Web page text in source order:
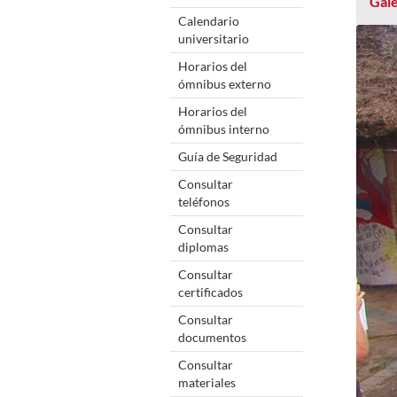
Calendario
universitario
Horarios del
ómnibus externo
Horarios del
ómnibus interno
Guía de Seguridad
Consultar
teléfonos
Consultar
diplomas
Consultar
certificados
Consultar
documentos
Consultar
materiales